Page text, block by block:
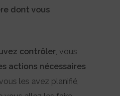
dont vous
contrôler, vous
actions nécessaires
les avez planifié,